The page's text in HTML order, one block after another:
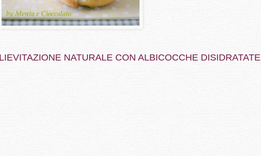
NATURALE CON ALBICOCCHE DISIDRATATE